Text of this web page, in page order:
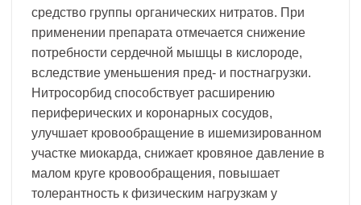
средство группы органических нитратов. При
применении препарата отмечается снижение
потребности сердечной мышцы в кислороде,
вследствие уменьшения пред- и постнагрузки.
Нитросорбид способствует расширению
периферических и коронарных сосудов,
улучшает кровообращение в ишемизированном
участке миокарда, снижает кровяное давление в
малом круге кровообращения, повышает
толерантность к физическим нагрузкам у